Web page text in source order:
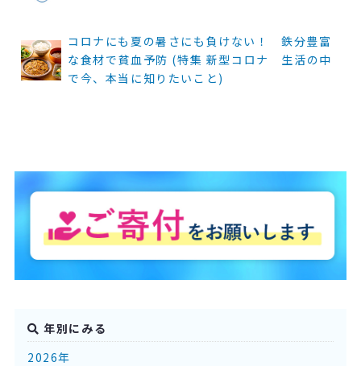
コロナにも夏の暑さにも負けない！ 鉄分豊富
な食材で貧血予防 (特集 新型コロナ 生活の中
で今、本当に知りたいこと)
年別にみる
2026年